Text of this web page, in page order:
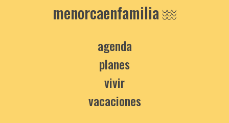
menorcaenfamilia
agenda
planes
vivir
vacaciones